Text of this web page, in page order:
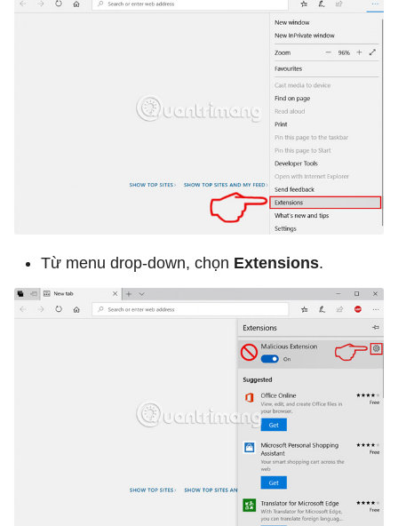
Từ menu drop-down, chọn Extensions.